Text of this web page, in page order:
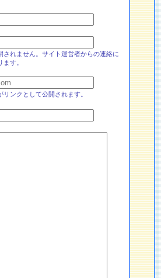
されません。サイト運営者からの連絡に
す。
リンクとして公開されます。